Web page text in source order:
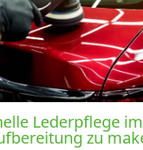
Lederpflege
zu